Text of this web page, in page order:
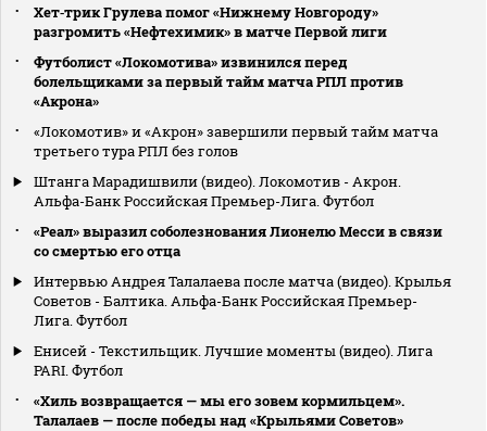
Хет‑трик Грулева помог «Нижнему Новгороду»
разгромить «Нефтехимик» в матче Первой лиги
Футболист «Локомотива» извинился перед
болельщиками за первый тайм матча РПЛ против
«Акрона»
«Локомотив» и «Акрон» завершили первый тайм матча
третьего тура РПЛ без голов
Штанга Марадишвили (видео). Локомотив - Акрон.
Альфа-Банк Российская Премьер-Лига. Футбол
«Реал» выразил соболезнования Лионелю Месси в связи
со смертью его отца
Интервью Андрея Талалаева после матча (видео). Крылья
Советов - Балтика. Альфа-Банк Российская Премьер-
Лига. Футбол
Енисей - Текстильщик. Лучшие моменты (видео). Лига
PARI. Футбол
«Хиль возвращается — мы его зовем кормильцем».
Талалаев — после победы над «Крыльями Советов»